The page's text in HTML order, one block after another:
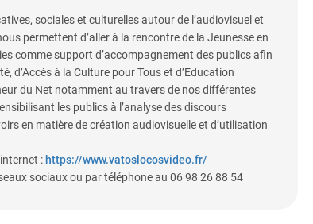
sociales et culturelles autour de l’audiovisuel et
permettent d’aller à la rencontre de la Jeunesse en
comme support d’accompagnement des publics afin
d’Accès à la Culture pour Tous et d’Education
du Net notamment au travers de nos différentes
les publics à l’analyse des discours
en matière de création audiovisuelle et d’utilisation
: https://www.vatoslocosvideo.fr/
sociaux ou par téléphone au 06 98 26 88 54